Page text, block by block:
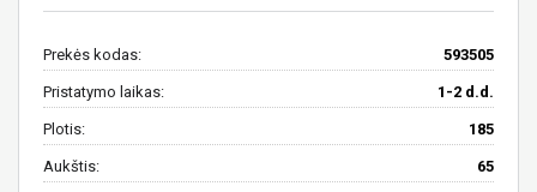
Prekės kodas: 593505
Pristatymo laikas: 1-2 d.d.
Plotis: 185
Aukštis: 65